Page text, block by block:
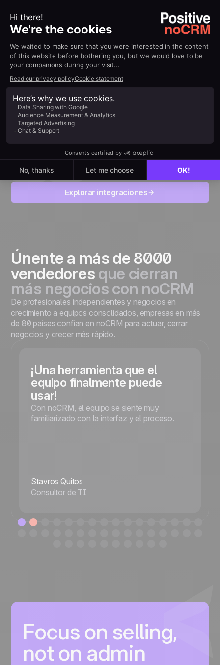
100% Conectado a tu
ecosistema
aumentar tu productividad sin complicaciones.
Explorar integraciones
Únente a más de 8000
vendedores que cierran
más negocios con noCRM
De profesionales independientes y negocios en
crecimiento a equipos consolidados, empresas en más
de 80 países confían en noCRM para actuar, cerrar
negocios y crecer más rápido.
¡Una herramienta que el
equipo finalmente puede
usar!
Con noCRM, el equipo se siente muy
familiarizado con la interfaz y el proceso.
Stavros Quitos
Consultor de TI
Focus on selling,
not on admin